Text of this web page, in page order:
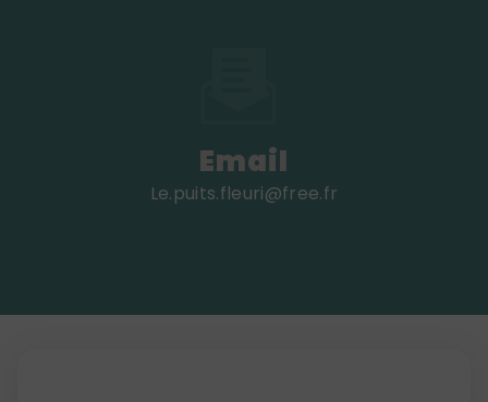
Email
le.puits.fleuri@free.fr